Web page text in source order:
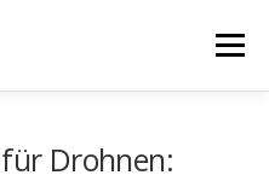
Menü
Drohnen: